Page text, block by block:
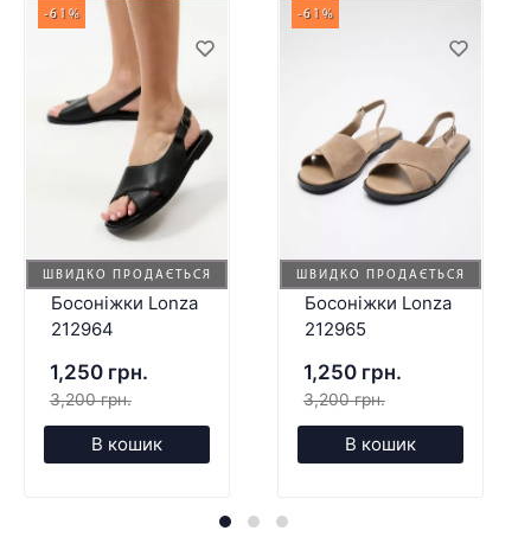
ШВИДКО ПРОДАЄТЬСЯ
-61%
Босоніжки Lonza
212964
1,250 грн.
3,200 грн.
В кошик
ШВИДКО ПРОДАЄТЬСЯ
-61%
Босоніжки Lonza
212965
1,250 грн.
3,200 грн.
В кошик